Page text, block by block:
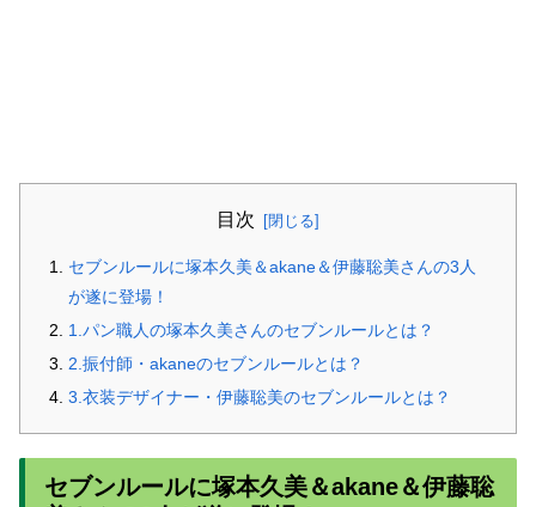
目次
セブンルールに塚本久美＆akane＆伊藤聡美さんの3人
が遂に登場！
1.パン職人の塚本久美さんのセブンルールとは？
2.振付師・akaneのセブンルールとは？
3.衣装デザイナー・伊藤聡美のセブンルールとは？
セブンルールに塚本久美＆akane＆伊藤聡